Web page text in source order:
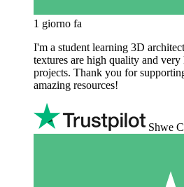
1 giorno fa
I'm a student learning 3D
textures are high quality and
projects. Thank you for
amazing resources!
Shwe